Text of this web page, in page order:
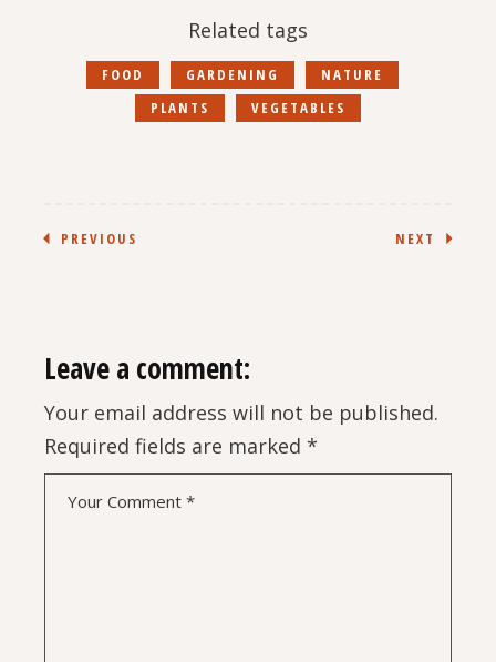
Related tags
FOOD GARDENING
NATURE
PLANTS
VEGETABLES
PREVIOUS NEXT
Leave a comment:
Your email address will not be published.
Required fields are marked*